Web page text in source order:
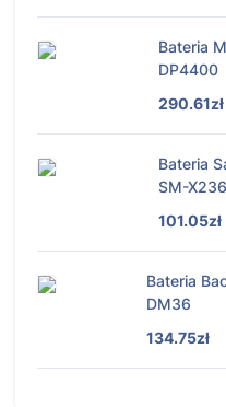
Bateria
DP4400
290.61zł
Bateria
SM-X236
101.05zł
Bateria
DM36
134.75zł